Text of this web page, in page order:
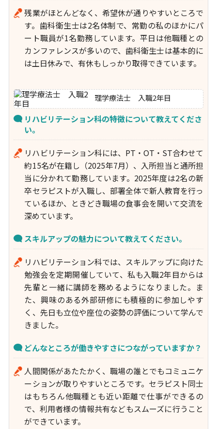
残業がほとんどなく、希望休が通りやすいところで
す。歯科衛生士は2名体制で、常勤の私のほかにパ
ート職員が1名勤務しています。平日は他職種との
カンファレンスが多いので、歯科衛生士は基本的に
は土日休みで、有休もしっかり取得できています。
理学療法士 入職2年目
リハビリテーション科の特徴について教えてくださ
い。
リハビリテーション科には、PT・OT・ST合わせて
約15名が在籍し（2025年7月）、入所担当と通所担
当に分かれて勤務しています。2025年度は2名の新
卒セラピストが入職し、部署全体で新人教育を行っ
ているほか、ときどき職場の食事会を開いて交流を
深めています。
スキルアップの魅力について教えてください。
リハビリテーション科では、スキルアップに向けた
勉強会を定期開催していて、私も入職2年目からは
先輩と一緒に講師を務めるようになりました。ま
た、興味のある外部研修にも積極的に参加しやす
く、先日も立位や座位の姿勢の評価について学んで
きました。
どんなところが働きやすさにつながっていますか？
人間関係があたたかく、職場の誰とでもコミュニケ
ーションが取りやすいところです。セラピスト同士
はもちろん他職種とも近い距離で仕事ができるの
で、利用者様の情報共有などもスムーズに行うこと
ができています。